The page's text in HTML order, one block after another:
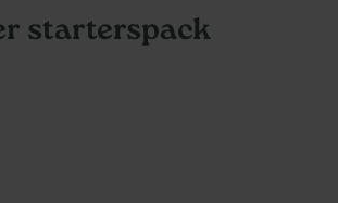
starterspack